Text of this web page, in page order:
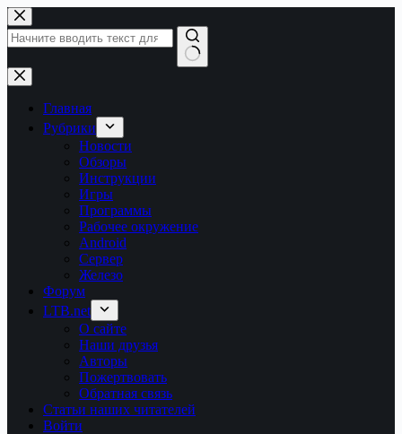
Перейти
к
сути
Ничего
не
найденоГлавная
Рубрики
Новости
Обзоры
Инструкции
Игры
Программы
Рабочее окружение
Android
Сервер
Железо
Форум
LTB.net
О сайте
Наши друзья
Авторы
Пожертвовать
Обратная связь
Статьи наших читателей
Войти